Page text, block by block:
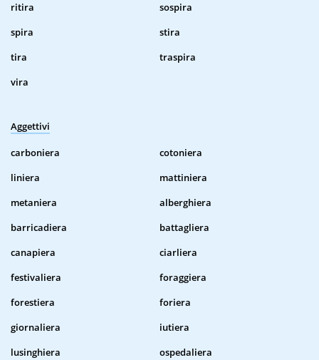
ritira
sospira
spira
stira
tira
traspira
vira
Aggettivi
carboniera
cotoniera
liniera
mattiniera
metaniera
alberghiera
barricadiera
battagliera
canapiera
ciarliera
festivaliera
foraggiera
forestiera
foriera
giornaliera
iutiera
lusinghiera
ospedaliera